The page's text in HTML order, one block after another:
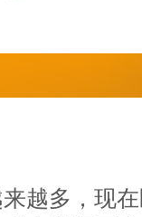
多，现在